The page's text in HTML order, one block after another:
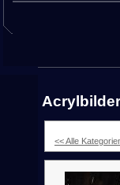
Acrylbilder
<< Alle